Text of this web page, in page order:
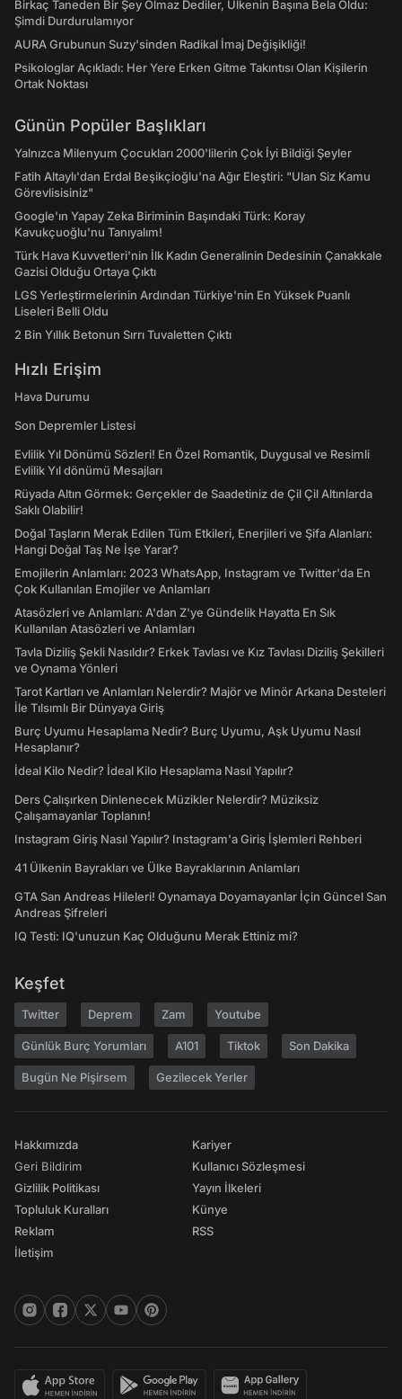
Birkaç Taneden Bir Şey Olmaz Dediler, Ülkenin Başına Bela Oldu:
Şimdi Durdurulamıyor
AURA Grubunun Suzy'sinden Radikal İmaj Değişikliği!
Psikologlar Açıkladı: Her Yere Erken Gitme Takıntısı Olan Kişilerin
Ortak Noktası
Günün Popüler Başlıkları
Yalnızca Milenyum Çocukları 2000'lilerin Çok İyi Bildiği Şeyler
Fatih Altaylı'dan Erdal Beşikçioğlu'na Ağır Eleştiri: "Ulan Siz Kamu
Görevlisisiniz"
Google'ın Yapay Zeka Biriminin Başındaki Türk: Koray
Kavukçuoğlu'nu Tanıyalım!
Türk Hava Kuvvetleri'nin İlk Kadın Generalinin Dedesinin Çanakkale
Gazisi Olduğu Ortaya Çıktı
LGS Yerleştirmelerinin Ardından Türkiye'nin En Yüksek Puanlı
Liseleri Belli Oldu
2 Bin Yıllık Betonun Sırrı Tuvaletten Çıktı
Hızlı Erişim
Hava Durumu
Son Depremler Listesi
Evlilik Yıl Dönümü Sözleri! En Özel Romantik, Duygusal ve Resimli
Evlilik Yıl dönümü Mesajları
Rüyada Altın Görmek: Gerçekler de Saadetiniz de Çil Çil Altınlarda
Saklı Olabilir!
Doğal Taşların Merak Edilen Tüm Etkileri, Enerjileri ve Şifa Alanları:
Hangi Doğal Taş Ne İşe Yarar?
Emojilerin Anlamları: 2023 WhatsApp, Instagram ve Twitter'da En
Çok Kullanılan Emojiler ve Anlamları
Atasözleri ve Anlamları: A'dan Z'ye Gündelik Hayatta En Sık
Kullanılan Atasözleri ve Anlamları
Tavla Diziliş Şekli Nasıldır? Erkek Tavlası ve Kız Tavlası Diziliş Şekilleri
ve Oynama Yönleri
Tarot Kartları ve Anlamları Nelerdir? Majör ve Minör Arkana Desteleri
İle Tılsımlı Bir Dünyaya Giriş
Burç Uyumu Hesaplama Nedir? Burç Uyumu, Aşk Uyumu Nasıl
Hesaplanır?
İdeal Kilo Nedir? İdeal Kilo Hesaplama Nasıl Yapılır?
Ders Çalışırken Dinlenecek Müzikler Nelerdir? Müziksiz
Çalışamayanlar Toplanın!
Instagram Giriş Nasıl Yapılır? Instagram'a Giriş İşlemleri Rehberi
41 Ülkenin Bayrakları ve Ülke Bayraklarının Anlamları
GTA San Andreas Hileleri! Oynamaya Doyamayanlar İçin Güncel San
Andreas Şifreleri
IQ Testi: IQ'unuzun Kaç Olduğunu Merak Ettiniz mi?
Keşfet
Twitter Deprem Zam Youtube
Günlük Burç Yorumları A101 Tiktok Son Dakika
Bugün Ne Pişirsem Gezilecek Yerler
Hakkımızda
Geri Bildirim
Gizlilik Politikası
Topluluk Kuralları
Reklam
İletişim
Kariyer
Kullanıcı Sözleşmesi
Yayın İlkeleri
Künye
RSS